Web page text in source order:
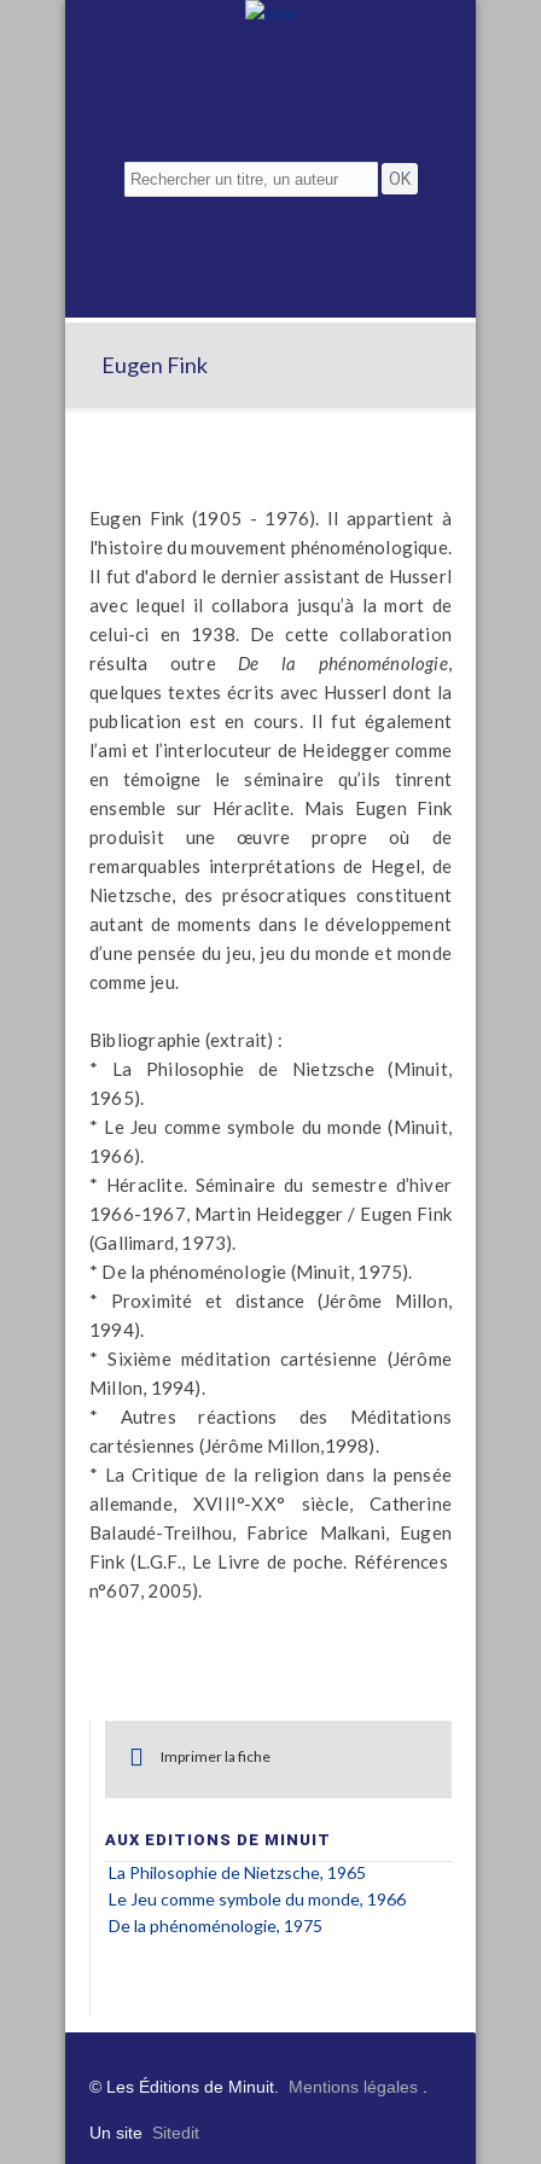
Eugen Fink
Eugen Fink (1905 - 1976). Il appartient à
l'histoire du mouvement phénoménologique.
II fut d'abord le dernier assistant de Husserl
avec lequel il collabora jusqu’à la mort de
celui-ci en 1938. De cette collaboration
résulta outre De la phénoménologie,
quelques textes écrits avec Husserl dont la
publication est en cours. Il fut également
l’ami et l’interlocuteur de Heidegger comme
en témoigne le séminaire qu’ils tinrent
ensemble sur Héraclite. Mais Eugen Fink
produisit une œuvre propre où de
remarquables interprétations de Hegel, de
Nietzsche, des présocratiques constituent
autant de moments dans le développement
d’une pensée du jeu, jeu du monde et monde
comme jeu.
Bibliographie (extrait) :
* La Philosophie de Nietzsche (Minuit,
1965).
* Le Jeu comme symbole du monde (Minuit,
1966).
* Héraclite. Séminaire du semestre d’hiver
1966-1967, Martin Heidegger / Eugen Fink
(Gallimard, 1973).
* De la phénoménologie (Minuit, 1975).
* Proximité et distance (Jérôme Millon,
1994).
* Sixième méditation cartésienne (Jérôme
Millon, 1994).
* Autres réactions des Méditations
cartésiennes (Jérôme Millon,1998).
* La Critique de la religion dans la pensée
allemande, XVIII°-XX° siècle, Catherine
Balaudé-Treilhou, Fabrice Malkani, Eugen
Fink (L.G.F., Le Livre de poche. Références
n°607, 2005).
Imprimer la fiche
AUX EDITIONS DE MINUIT
La Philosophie de Nietzsche, 1965
Le Jeu comme symbole du monde, 1966
De la phénoménologie, 1975
© Les Éditions de Minuit. Mentions légales
Un site Sitedit